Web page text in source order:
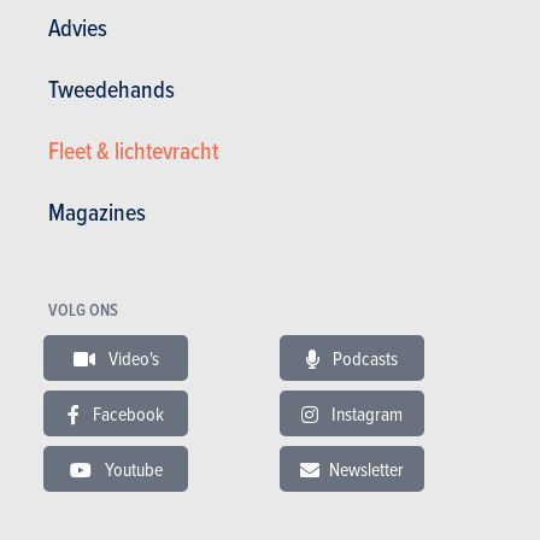
Advies
Tweedehands
Fleet & lichtevracht
Magazines
VOLG ONS
Video's Podcasts
Facebook Instagram
Youtube Newsletter
gesloten is.
3. Enkel met grote batterij